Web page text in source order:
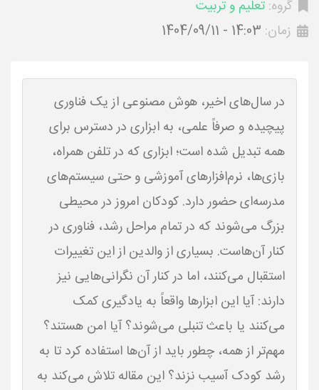
گروه: تعلیم و تربیت
زمان: 1404/09/11 - 14:03
در سال‌های اخیر، هوش مصنوعی از یک فناوری
پیچیده و صرفاً علمی، به ابزاری در دسترس برای
همه تبدیل شده است؛ ابزاری که در تلفن همراه،
بازی‌ها، نرم‌افزارهای آموزشی و حتی سیستم‌های
مدرسه‌ای حضور دارد. کودکان امروز در محیطی
بزرگ می‌شوند که در تمام مراحل رشد، فناوری در
کنار آن‌هاست. بسیاری از والدین از این تغییرات
استقبال می‌کنند، اما در کنار آن نگرانی‌هایی نیز
دارند: آیا این ابزارها واقعاً به یادگیری کمک
مهم‌تر از همه، چطور باید از آن‌ها استفاده کرد تا به
رشد کودک آسیب نزند؟ این مقاله تلاش می‌کند به